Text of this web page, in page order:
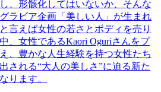
、形骸化してはいないか、そんな
ラビア企画「美しい人」が生まれ
言えば女性の若さとボディを売り
、女性であるKaori Oguriさんをプ
、豊かな人生経験を持つ女性たち
される“大人の美しさ”に迫る新た
ります。